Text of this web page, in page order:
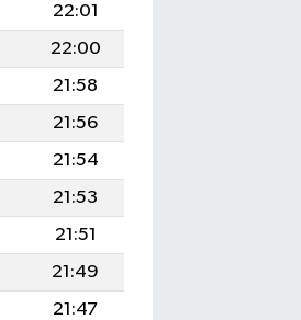
22:01
22:00
21:58
21:56
21:54
21:53
21:51
21:49
21:47